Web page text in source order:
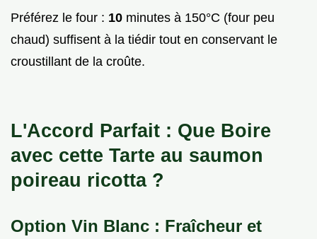
Préférez le four : 10 minutes à 150°C (four peu
chaud) suffisent à la tiédir tout en conservant le
croustillant de la croûte.
L'Accord Parfait : Que Boire
avec cette Tarte au saumon
poireau ricotta ?
Option Vin Blanc : Fraîcheur et